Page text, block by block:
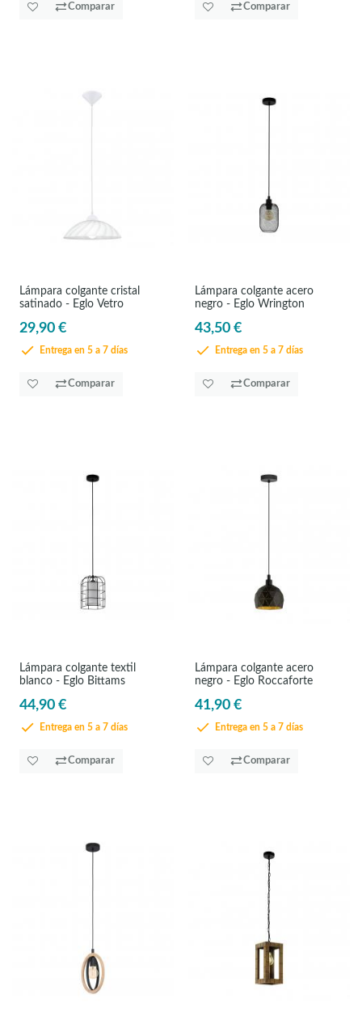
Comparar Comparar
Lámpara colgante cristal
satinado - Eglo Vetro
29,90 €
Entrega en 5 a 7 días
Comparar
Lámpara colgante acero
negro - Eglo Wrington
43,50 €
Entrega en 5 a 7 días
Comparar
Lámpara colgante textil
blanco - Eglo Bittams
44,90 €
Entrega en 5 a 7 días
Comparar
Lámpara colgante acero
negro - Eglo Roccaforte
41,90 €
Entrega en 5 a 7 días
Comparar